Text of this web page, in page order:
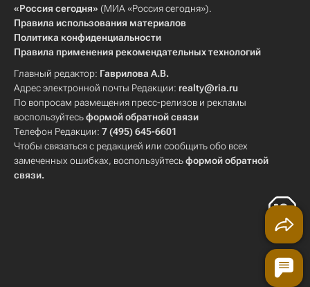
«Россия сегодня» (МИА «Россия сегодня»).
Правила использования материалов
Политика конфиденциальности
Правила применения рекомендательных технологий
Главный редактор: Гаврилова А.В.
Адрес электронной почты Редакции: realty@ria.ru
По вопросам размещения пресс-релизов и рекламы
воспользуйтесьформой обратной связи
Телефон Редакции: 7 (495) 645-6601
Чтобы связаться с редакцией или сообщить обо всех
замеченных ошибках, воспользуйтесьформой обратной
связи.